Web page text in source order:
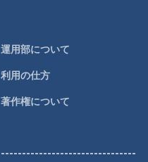
運用部について
利用の仕方
著作権について
--------------------------------